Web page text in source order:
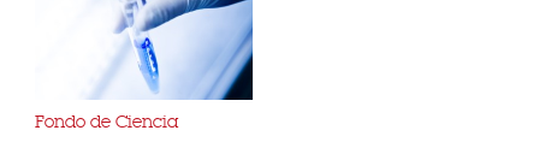
Fondo de Ciencia